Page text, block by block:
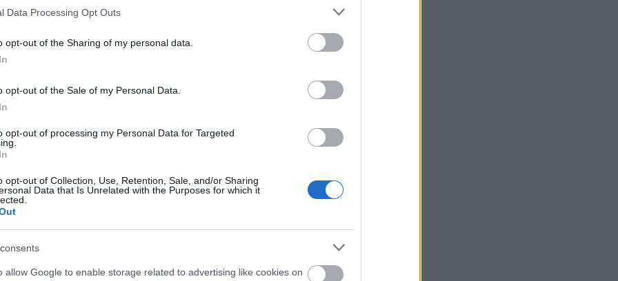
Data Processing Opt Outs
opt-out of the Sharing of my personal data.
opt-out of the Sale of my Personal Data.
opt-out of processing my Personal Data for Targeted
opt-out of Collection, Use, Retention, Sale, and/or Sharing
Data that Is Unrelated with the Purposes for which it
allow Google to enable storage related to advertising like cookies on
σε ανοιχτή γραμμή με τον Πολίτη
παράπονα, καταγγελίες ή ιδέες για τη γειτονιά σου.
τις ειδήσεις στο Bing News και το Google News